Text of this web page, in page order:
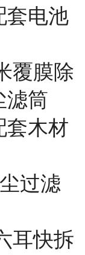
套电池
覆膜除
滤筒
套木材
过滤
耳快拆